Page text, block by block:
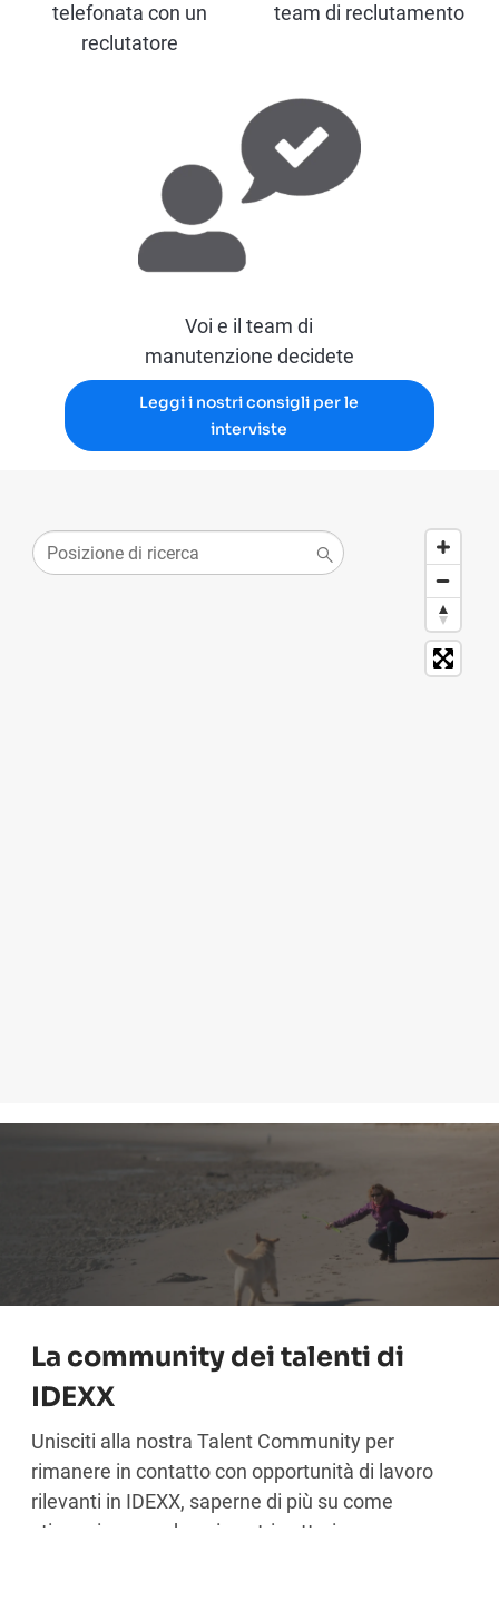
telefonata con un
reclutatore
team di reclutamento
Voi e il team di
manutenzione decidete
Leggi i nostri consigli per le
interviste
Posizione di ricerca
64 suggestions available, navigate to the list to select
La community dei talenti di
IDEXX
Unisciti alla nostra Talent Community per
rimanere in contatto con opportunità di lavoro
rilevanti in IDEXX, saperne di più su come
stiamo innovando nei nostri settori e cosa